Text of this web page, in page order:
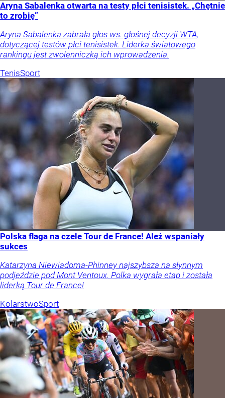
Aryna Sabalenka otwarta na testy płci tenisistek. „Chętnie
to zrobię”
Aryna Sabalenka zabrała głos ws. głośnej decyzji WTA,
dotyczącej testów płci tenisistek. Liderka światowego
rankingu jest zwolenniczką ich wprowadzenia.
TenisSport
Polska flaga na czele Tour de France! Ależ wspaniały
sukces
Katarzyna Niewiadoma-Phinney najszybsza na słynnym
podjeździe pod Mont Ventoux. Polka wygrała etap i została
liderką Tour de France!
KolarstwoSport